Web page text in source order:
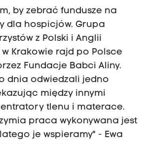
by zebrać fundusze na
dla hospicjów. Grupa
z Polski i Anglii
w Krakowie rajd po Polsce
Fundacje Babci Aliny.
dnia odwiedzali jedno
między innymi
tlenu i materace.
praca wykonywana jest
je wspieramy" - Ewa